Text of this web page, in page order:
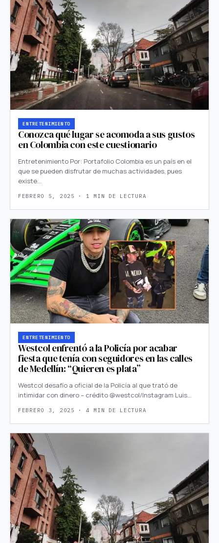
ENTRETENIMIENTO
Conozca qué lugar se acomoda a sus gustos
en Colombia con este cuestionario
Entretenimiento Por: Portafolio Colombia es un país en el
que se pueden disfrutar de muchas actividades, pues
existe…
FEBRERO 5, 2025 · 1 MIN DE LECTURA
ENTRETENIMIENTO
Westcol enfrentó a la Policía por acabar
fiesta que tenía con seguidores en las calles
de Medellín: “Quieren es plata”
Westcol desafío a oficial de la Policía al que trató de
intimidar con dinero – crédito @westcol/Instagram Luis…
FEBRERO 3, 2025 · 4 MIN DE LECTURA